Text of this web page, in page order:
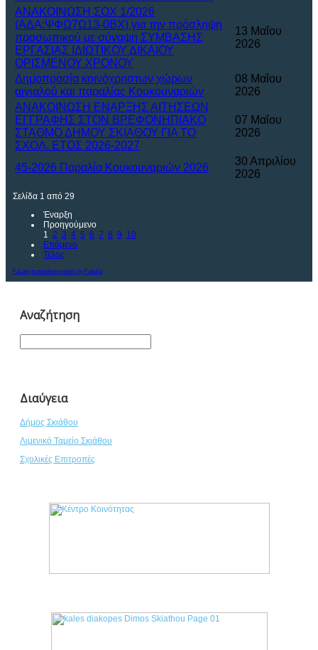
ΑΝΑΚΟΙΝΩΣΗ ΣΟΧ 1/2026
(ΑΔΑ:ΨΦΩ7Ω13-0ΒΧ) για την πρόσληψη
προσωπικού με σύναψη ΣΥΜΒΑΣΗΣ
ΕΡΓΑΣΙΑΣ ΙΔΙΩΤΙΚΟΥ ΔΙΚΑΙΟΥ
ΟΡΙΣΜΕΝΟΥ ΧΡΟΝΟΥ
13 Μαΐου
2026
Δημοπρασία κοινόχρηστων χώρων
αιγιαλού και παραλίας Κουκουναριών
08 Μαΐου
2026
ΑΝΑΚΟΙΝΩΣΗ ΕΝΑΡΞΗΣ ΑΙΤΗΣΕΩΝ
ΕΓΓΡΑΦΗΣ ΣΤΟΝ ΒΡΕΦΟΝΗΠΙΑΚΟ
ΣΤΑΘΜΟ ΔΗΜΟΥ ΣΚΙΑΘΟΥ ΓΙΑ ΤΟ
ΣΧΟΛ. ΕΤΟΣ 2026-2027
07 Μαΐου
2026
45-2026 Παραλία Κουκουναριών 2026
30 Απριλίου
2026
Σελίδα 1 από 29
Έναρξη
Προηγούμενο
1
2 3 4 5 6 7 8 9 10
Επόμενο
Τέλος
FaLang translation system by Faboba
Αναζήτηση
Διαύγεια
Δήμος Σκιάθου
Λιμενικό Ταμείο Σκιάθου
Σχολικές Επιτροπές